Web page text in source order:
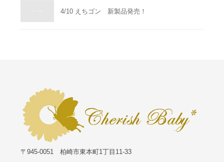
4/10 えちゴン 新製品発売！
〒945-0051 柏崎市東本町1丁目11-33